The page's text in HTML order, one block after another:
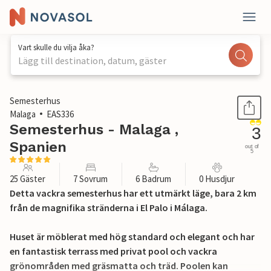
Vart skulle du vilja åka?
Lägg till destination, datum, gäster
1 / 48
Semesterhus
Malaga
EAS336
Semesterhus - Malaga ,
Spanien
3
out of
5
25 Gäster 7 Sovrum 6 Badrum 0 Husdjur
Detta vackra semesterhus har ett utmärkt läge, bara 2 km
från de magnifika stränderna i El Palo i Málaga.
Huset är möblerat med hög standard och elegant och har
en fantastisk terrass med privat pool och vackra
grönområden med gräsmatta och träd. Poolen kan